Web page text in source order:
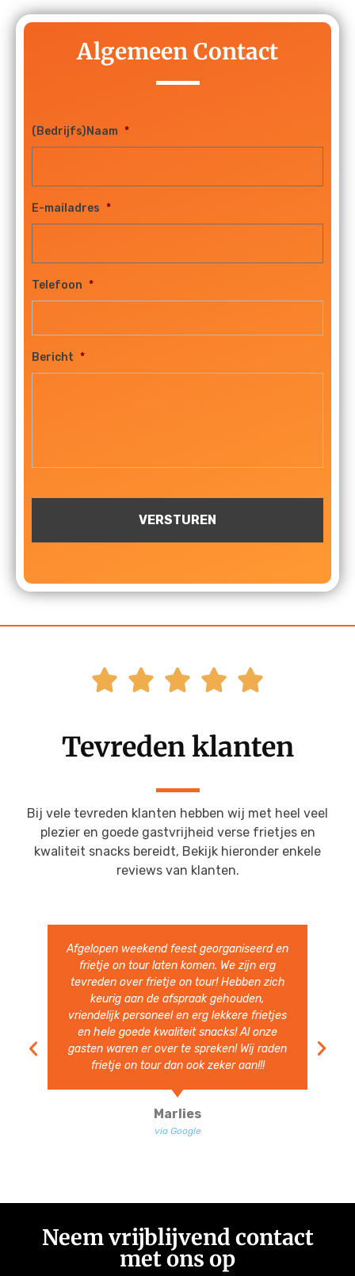
Algemeen Contact
(Bedrijfs)Naam *
E-mailadres *
Telefoon *
Bericht *
    
Tevreden klanten
Bij vele tevreden klanten hebben wij met heel veel
plezier en goede gastvrijheid verse frietjes en
kwaliteit snacks bereidt, Bekijk hieronder enkele
reviews van klanten.
Heerlijke Friet en snacks. Hele vriendelijke
en vlotte bediening. Ruim van te voren
aanwezig. Volgend jaar nodigen we ze zeer
zeker weer uit.
Ben Heesakkers
via Google
Neem vrijblijvend contact
met ons op